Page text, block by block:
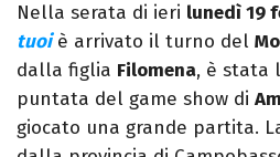
Nella serata di ieri lunedì 19
tuoiè arrivato il turno del
dalla figlia Filomena, è stata
puntata del game show di
giocato una grande partita.